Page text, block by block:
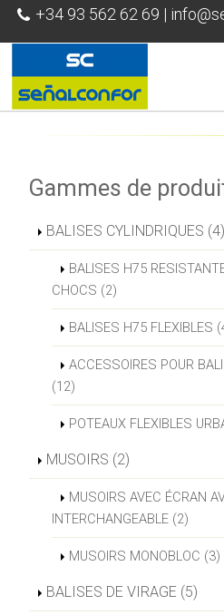
+34 93 562 62 69 |
Gammes de
BALISES CYLINDRIQUES (4)
BALISES H75
CHOCS (2)
BALISES H75 FLEXIBLES
ACCESSOIRES POUR
(12)
POTEAUX FLEXIBLES
MUSOIRS (2)
MUSOIRS AVEC ÉCRAN
INTERCHANGEABLE (2)
MUSOIRS MONOBLOC (3)
BALISES DE VIRAGE (5)